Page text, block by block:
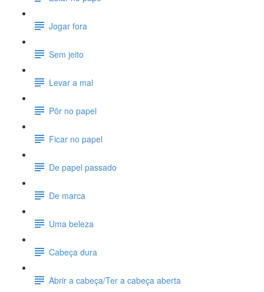
Jogar fora
Sem jeito
Levar a mal
Pôr no papel
Ficar no papel
De papel passado
De marca
Uma beleza
Cabeça dura
Abrir a cabeça/Ter a cabeça aberta